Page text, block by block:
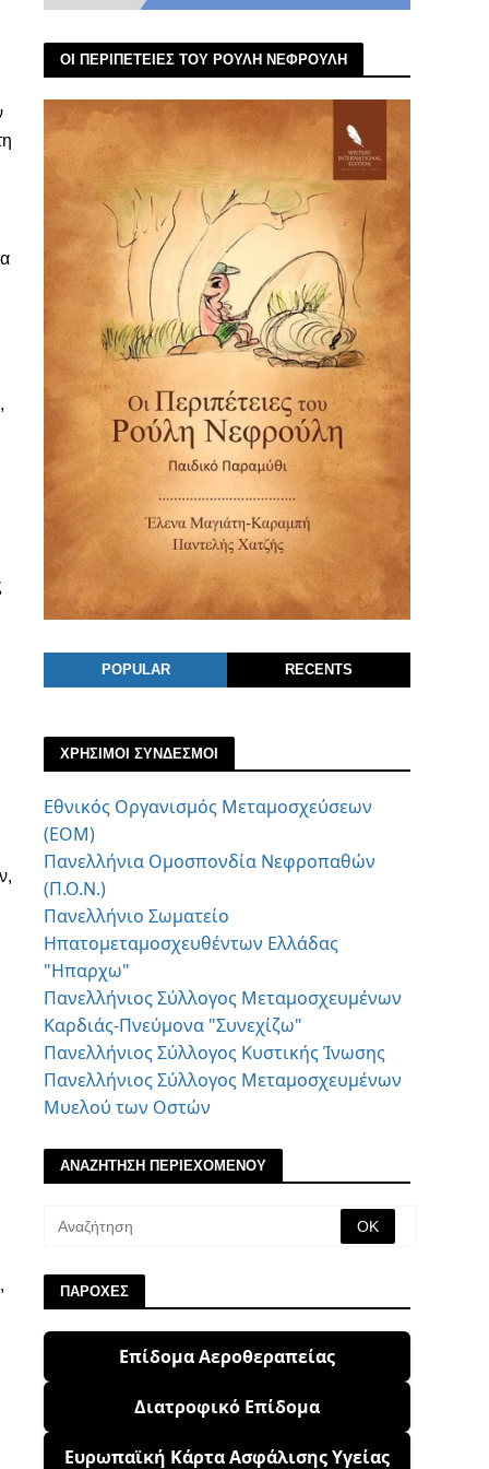
ΟΙ ΠΕΡΙΠΕΤΕΙΕΣ ΤΟΥ ΡΟΥΛΗ ΝΕΦΡΟΥΛΗ
POPULAR RECENTS
ΧΡΗΣΙΜΟΙ ΣΥΝΔΕΣΜΟΙ
Εθνικός Οργανισμός Μεταμοσχεύσεων
(ΕΟΜ)
Πανελλήνια Ομοσπονδία Νεφροπαθών
(Π.Ο.Ν.)
Πανελλήνιο Σωματείο
Ηπατομεταμοσχευθέντων Ελλάδας
"Ηπαρχω"
Πανελλήνιος Σύλλογος Μεταμοσχευμένων
Καρδιάς-Πνεύμονα "Συνεχίζω"
Πανελλήνιος Σύλλογος Κυστικής Ίνωσης
Πανελλήνιος Σύλλογος Μεταμοσχευμένων
Μυελού των Οστών
ΑΝΑΖΗΤΗΣΗ ΠΕΡΙΕΧΟΜΕΝΟΥ
ΠΑΡΟΧΕΣ
Επίδομα Αεροθεραπείας
Διατροφικό Επίδομα
Ευρωπαϊκή Κάρτα Ασφάλισης Υγείας